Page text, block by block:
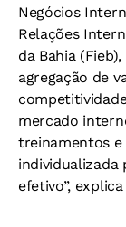
Negócios
Relações
da Bahia
agregação de
mercado
treinamentos
individualizada
efetivo”,